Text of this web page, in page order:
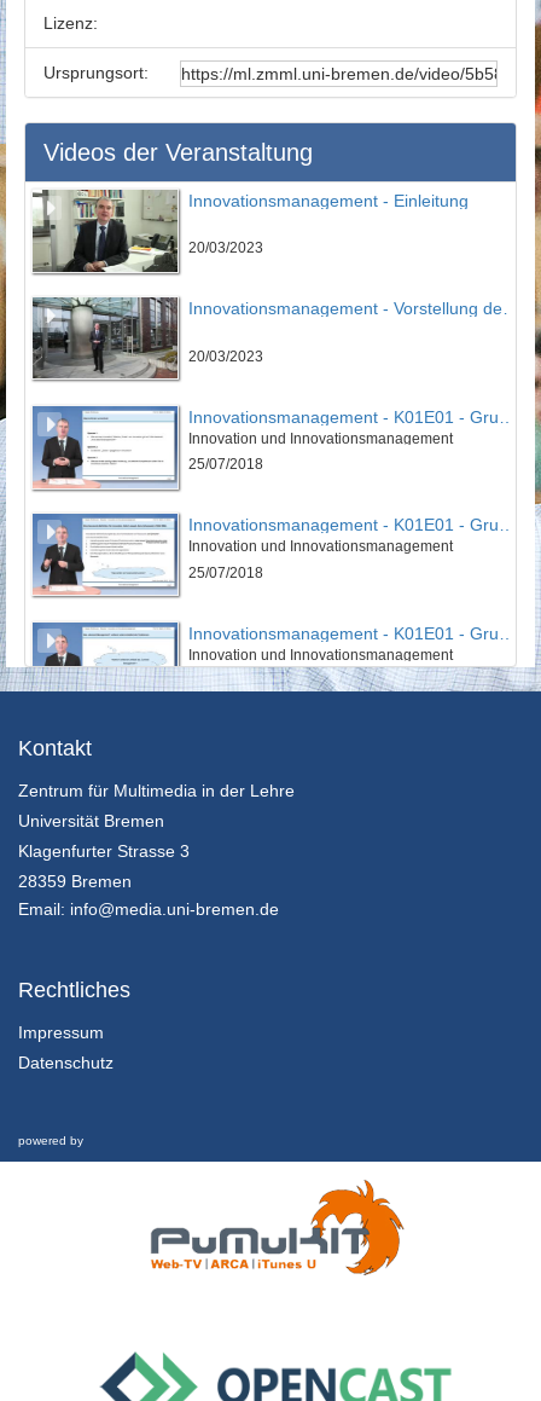
Lizenz:
Ursprungsort:
Videos der Veranstaltung
Innovationsmanagement - Einleitung
20/03/2023
Innovationsmanagement - Vorstellung des IPMI
20/03/2023
Innovation und Innovationsmanagement
25/07/2018
Innovationsmanagement - K01E01 - Grundlagen des Innovationsmanagement - Teil 02
Innovation und Innovationsmanagement
25/07/2018
Innovation und Innovationsmanagement
25/07/2018
25/07/2018
Innovation in Zahlen
Kontakt
Zentrum für Multimedia in der Lehre
Universität Bremen
Klagenfurter Strasse 3
28359 Bremen
Email: info@media.uni-bremen.de
Rechtliches
Impressum
Datenschutz
powered by